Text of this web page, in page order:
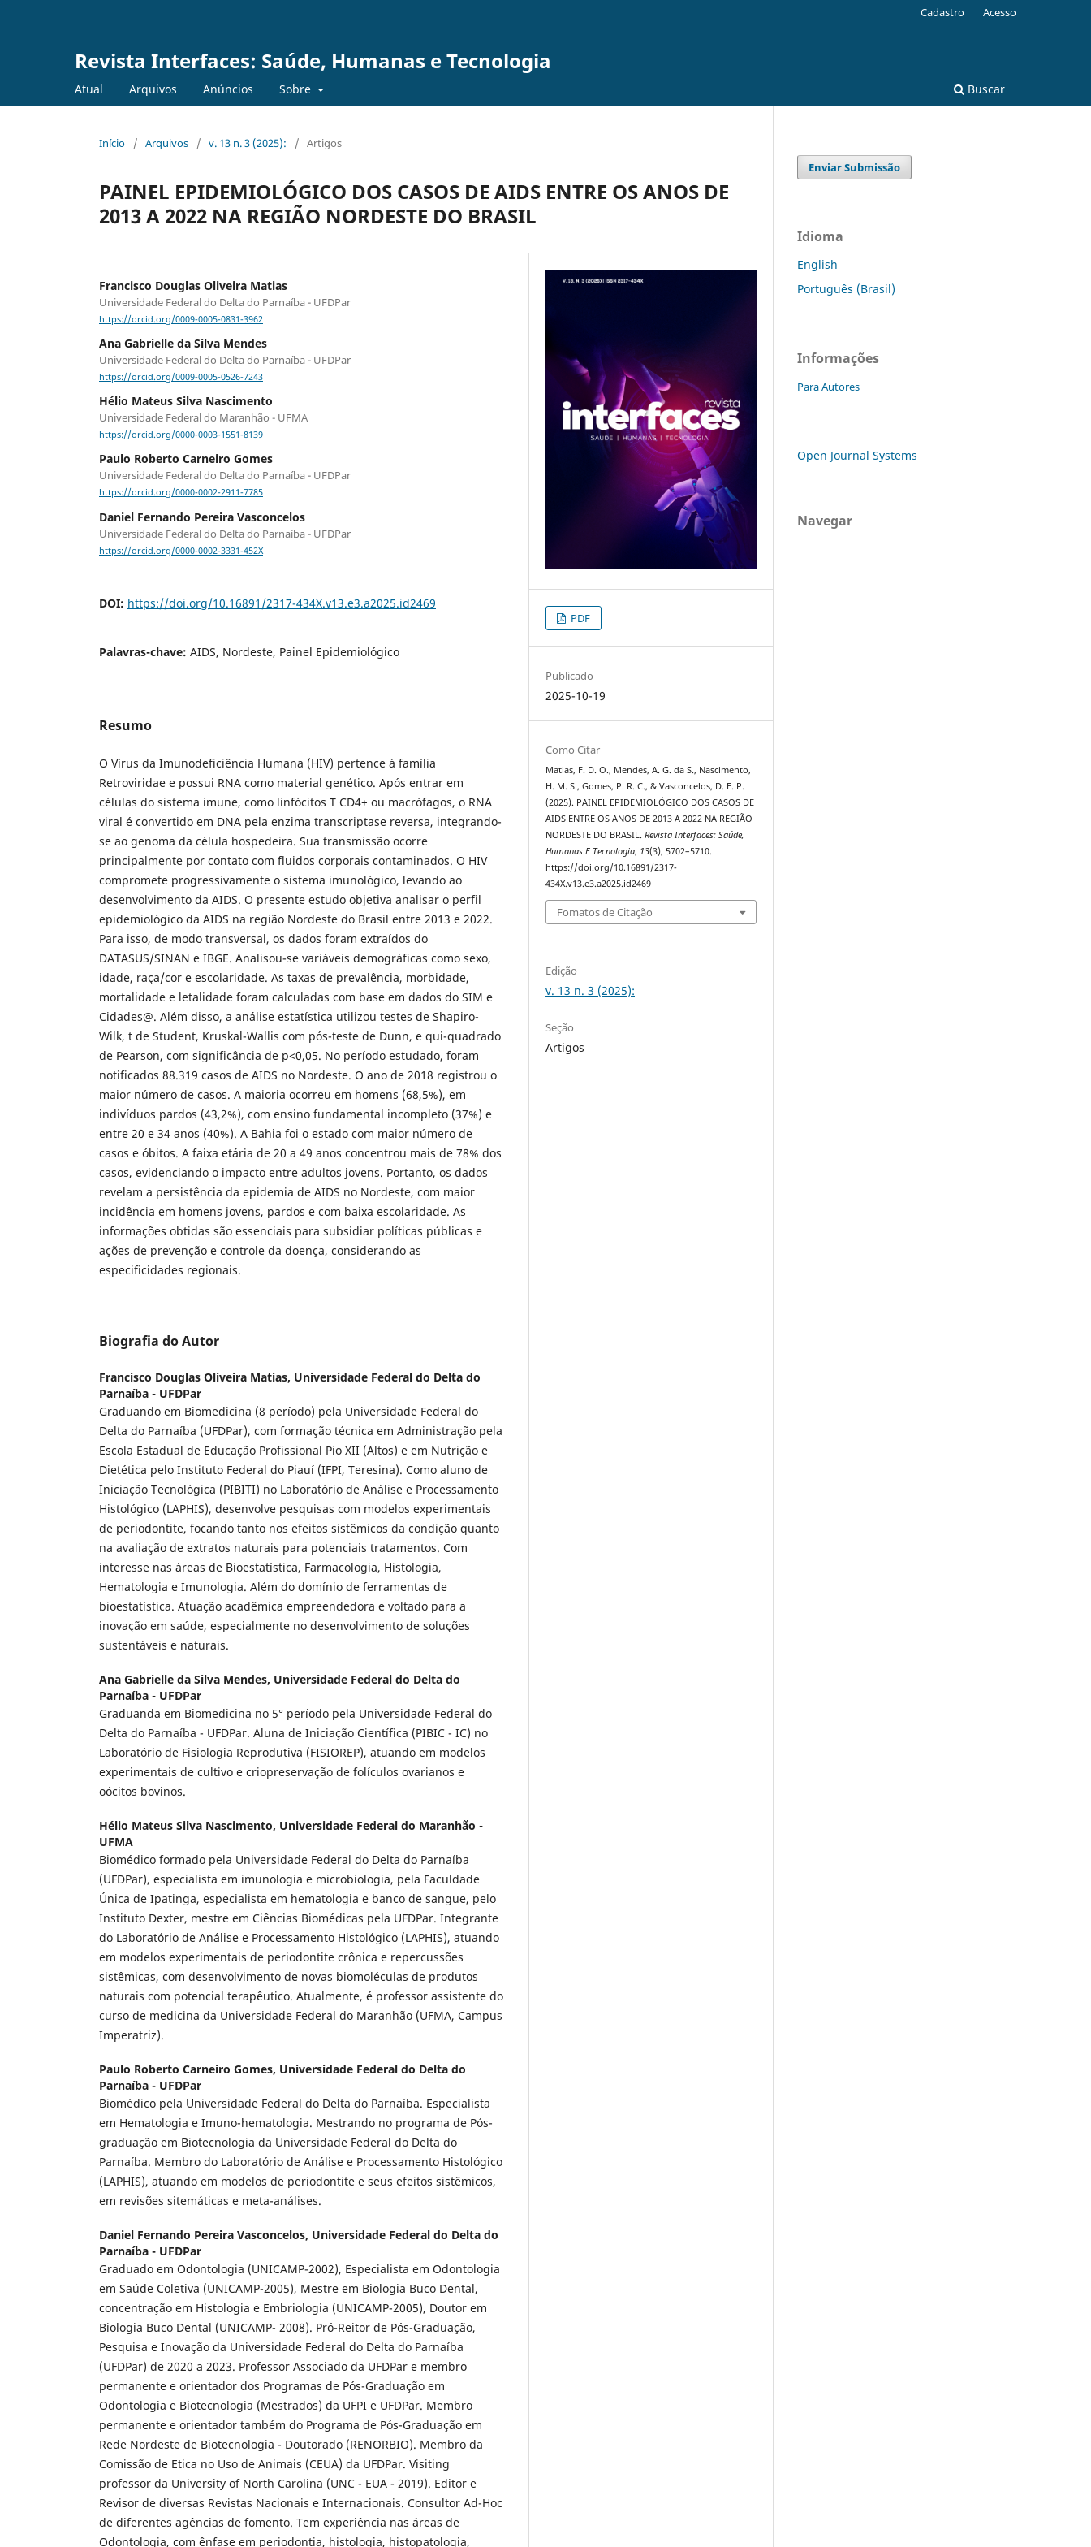
Revista Interfaces: Saúde, Humanas e Tecnologia
Atual Arquivos Anúncios Sobre Buscar
Cadastro Acesso
Início / Arquivos / v. 13 n. 3 (2025): / Artigos
PAINEL EPIDEMIOLÓGICO DOS CASOS DE AIDS ENTRE OS ANOS DE
2013 A 2022 NA REGIÃO NORDESTE DO BRASIL
Francisco Douglas Oliveira Matias
Universidade Federal do Delta do Parnaíba - UFDPar
https://orcid.org/0009-0005-0831-3962
Ana Gabrielle da Silva Mendes
Universidade Federal do Delta do Parnaíba - UFDPar
https://orcid.org/0009-0005-0526-7243
Hélio Mateus Silva Nascimento
Universidade Federal do Maranhão - UFMA
https://orcid.org/0000-0003-1551-8139
Paulo Roberto Carneiro Gomes
Universidade Federal do Delta do Parnaíba - UFDPar
https://orcid.org/0000-0002-2911-7785
Daniel Fernando Pereira Vasconcelos
Universidade Federal do Delta do Parnaíba - UFDPar
https://orcid.org/0000-0002-3331-452X
DOI: https://doi.org/10.16891/2317-434X.v13.e3.a2025.id2469
Palavras-chave: AIDS, Nordeste, Painel Epidemiológico
Resumo
O Vírus da Imunodeficiência Humana (HIV) pertence à família
Retroviridae e possui RNA como material genético. Após entrar em
células do sistema imune, como linfócitos T CD4+ ou macrófagos, o RNA
viral é convertido em DNA pela enzima transcriptase reversa, integrando-
se ao genoma da célula hospedeira. Sua transmissão ocorre
principalmente por contato com fluidos corporais contaminados. O HIV
compromete progressivamente o sistema imunológico, levando ao
desenvolvimento da AIDS. O presente estudo objetiva analisar o perfil
epidemiológico da AIDS na região Nordeste do Brasil entre 2013 e 2022.
Para isso, de modo transversal, os dados foram extraídos do
DATASUS/SINAN e IBGE. Analisou-se variáveis demográficas como sexo,
idade, raça/cor e escolaridade. As taxas de prevalência, morbidade,
mortalidade e letalidade foram calculadas com base em dados do SIM e
Cidades@. Além disso, a análise estatística utilizou testes de Shapiro-
Wilk, t de Student, Kruskal-Wallis com pós-teste de Dunn, e qui-quadrado
de Pearson, com significância de p<0,05. No período estudado, foram
notificados 88.319 casos de AIDS no Nordeste. O ano de 2018 registrou o
maior número de casos. A maioria ocorreu em homens (68,5%), em
indivíduos pardos (43,2%), com ensino fundamental incompleto (37%) e
entre 20 e 34 anos (40%). A Bahia foi o estado com maior número de
casos e óbitos. A faixa etária de 20 a 49 anos concentrou mais de 78% dos
casos, evidenciando o impacto entre adultos jovens. Portanto, os dados
revelam a persistência da epidemia de AIDS no Nordeste, com maior
incidência em homens jovens, pardos e com baixa escolaridade. As
informações obtidas são essenciais para subsidiar políticas públicas e
ações de prevenção e controle da doença, considerando as
especificidades regionais.
Biografia do Autor
Francisco Douglas Oliveira Matias, Universidade Federal do Delta do
Parnaíba - UFDPar
Graduando em Biomedicina (8 período) pela Universidade Federal do
Delta do Parnaíba (UFDPar), com formação técnica em Administração pela
Escola Estadual de Educação Profissional Pio XII (Altos) e em Nutrição e
Dietética pelo Instituto Federal do Piauí (IFPI, Teresina). Como aluno de
Iniciação Tecnológica (PIBITI) no Laboratório de Análise e Processamento
Histológico (LAPHIS), desenvolve pesquisas com modelos experimentais
de periodontite, focando tanto nos efeitos sistêmicos da condição quanto
na avaliação de extratos naturais para potenciais tratamentos. Com
interesse nas áreas de Bioestatística, Farmacologia, Histologia,
Hematologia e Imunologia. Além do domínio de ferramentas de
bioestatística. Atuação acadêmica empreendedora e voltado para a
inovação em saúde, especialmente no desenvolvimento de soluções
sustentáveis e naturais.
Ana Gabrielle da Silva Mendes, Universidade Federal do Delta do
Parnaíba - UFDPar
Graduanda em Biomedicina no 5° período pela Universidade Federal do
Delta do Parnaíba - UFDPar. Aluna de Iniciação Científica (PIBIC - IC) no
Laboratório de Fisiologia Reprodutiva (FISIOREP), atuando em modelos
experimentais de cultivo e criopreservação de folículos ovarianos e
oócitos bovinos.
Hélio Mateus Silva Nascimento, Universidade Federal do Maranhão -
UFMA
Biomédico formado pela Universidade Federal do Delta do Parnaíba
(UFDPar), especialista em imunologia e microbiologia, pela Faculdade
Única de Ipatinga, especialista em hematologia e banco de sangue, pelo
Instituto Dexter, mestre em Ciências Biomédicas pela UFDPar. Integrante
do Laboratório de Análise e Processamento Histológico (LAPHIS), atuando
em modelos experimentais de periodontite crônica e repercussões
sistêmicas, com desenvolvimento de novas biomoléculas de produtos
naturais com potencial terapêutico. Atualmente, é professor assistente do
curso de medicina da Universidade Federal do Maranhão (UFMA, Campus
Imperatriz).
Paulo Roberto Carneiro Gomes, Universidade Federal do Delta do
Parnaíba - UFDPar
Biomédico pela Universidade Federal do Delta do Parnaíba. Especialista
em Hematologia e Imuno-hematologia. Mestrando no programa de Pós-
graduação em Biotecnologia da Universidade Federal do Delta do
Parnaíba. Membro do Laboratório de Análise e Processamento Histológico
(LAPHIS), atuando em modelos de periodontite e seus efeitos sistêmicos,
em revisões sitemáticas e meta-análises.
Daniel Fernando Pereira Vasconcelos, Universidade Federal do Delta do
Parnaíba - UFDPar
Graduado em Odontologia (UNICAMP-2002), Especialista em Odontologia
em Saúde Coletiva (UNICAMP-2005), Mestre em Biologia Buco Dental,
concentração em Histologia e Embriologia (UNICAMP-2005), Doutor em
Biologia Buco Dental (UNICAMP- 2008). Pró-Reitor de Pós-Graduação,
Pesquisa e Inovação da Universidade Federal do Delta do Parnaíba
(UFDPar) de 2020 a 2023. Professor Associado da UFDPar e membro
permanente e orientador dos Programas de Pós-Graduação em
Odontologia e Biotecnologia (Mestrados) da UFPI e UFDPar. Membro
permanente e orientador também do Programa de Pós-Graduação em
Rede Nordeste de Biotecnologia - Doutorado (RENORBIO). Membro da
Comissão de Etica no Uso de Animais (CEUA) da UFDPar. Visiting
professor da University of North Carolina (UNC - EUA - 2019). Editor e
Revisor de diversas Revistas Nacionais e Internacionais. Consultor Ad-Hoc
de diferentes agências de fomento. Tem experiência nas áreas de
Odontologia, com ênfase em periodontia, histologia, histopatologia,
PDF
Publicado
2025-10-19
Como Citar
Matias, F. D. O., Mendes, A. G. da S., Nascimento,
H. M. S., Gomes, P. R. C., & Vasconcelos, D. F. P.
(2025). PAINEL EPIDEMIOLÓGICO DOS CASOS DE
AIDS ENTRE OS ANOS DE 2013 A 2022 NA REGIÃO
NORDESTE DO BRASIL.Revista Interfaces: Saúde,
Humanas E Tecnologia, 13(3), 5702–5710.
https://doi.org/10.16891/2317-
434X.v13.e3.a2025.id2469
Fomatos de Citação
Edição
v. 13 n. 3 (2025):
Seção
Artigos
Enviar Submissão
Idioma
English
Português (Brasil)
Informações
Para Autores
Open Journal Systems
Navegar